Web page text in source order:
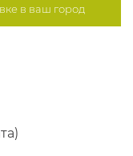
в ваш город